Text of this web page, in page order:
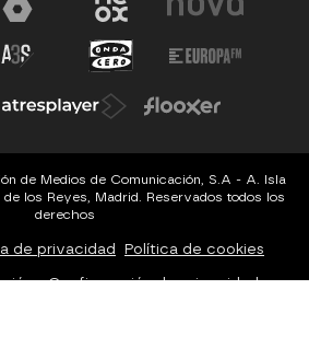
de Medios de Comunicación, S.A - A. Isla
de los Reyes, Madrid. Reservados todos los
derechos
de privacidad Política de cookies
Configuración de privacidad